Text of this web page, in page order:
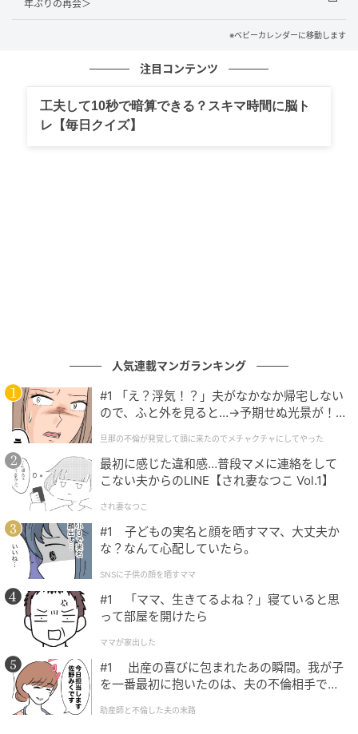
彼を責める言葉が止まらなくなり、気づけば感情的な
言い方に。夫も「俺だってちゃんと考えてる！」と反
発し、お互いに引けなくなってしまったのです。
そのまま言い合いはエスカレートし、ついには「離
婚」という言葉まで出てしまうほどの大喧嘩に。店を
「結婚したばかりだし、ちゃんとしなきゃって思って
た。でも、仕事でずっと無理してきた分、一度リセッ
トしたかった」
その言葉を聞いて、私はようやく彼の中にあったプレ
ッシャーに気づきました。同時に、「言わなくてもわ
かってほしい」と思っていた自分の身勝手さにも気づ
いたのです。
その話し合いをきっかけに、彼も少しずつ行動を変え
ていきました。転職について情報を集め始め、これか
らの生活について自分なりに考えを共有してくれるよ
うになったのです。私もまた、焦りをただぶつけるの
ではなく、「どうしたいか」「どうしたら安心できる
か」を意識して言葉にするようになりました。
結婚直後に訪れた離婚危機は、私たちにとって大きな
転機でした。性格やペースの違いは、放っておけばす
年ぶりの再会＞
※ベビーカレンダーに移動します
注目コンテンツ
工夫して10秒で暗算できる？スキマ時間に脳ト
レ【毎日クイズ】
人気連載マンガランキング
#1 「え？浮気！？」夫がなかなか帰宅しない
ので、ふと外を見ると…→予期せぬ光景が！
クチャにしてやった
旦那の不倫が発覚して頭に来たのでメチャクチャにしてやった
最初に感じた違和感…普段マメに連絡をして
こない夫からのLINE【され妻なつこ Vol.1】
され妻なつこ
#1 子どもの実名と顔を晒すママ、大丈夫か
な？なんて心配していたら。
SNSに子供の顔を晒すママ
#1 「ママ、生きてるよね？」寝ていると思
って部屋を開けたら
ママが家出した
#1 出産の喜びに包まれたあの瞬間。我が子
を一番最初に抱いたのは、夫の不倫相手でし
助産師と不倫した夫の末路